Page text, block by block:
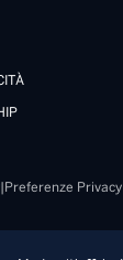
Preferenze Privacy|